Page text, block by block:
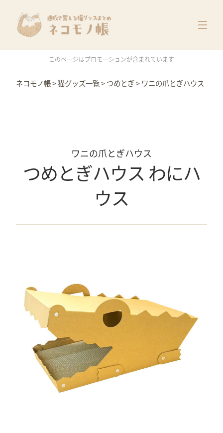
猫グッズ一覧
メーカー別
価格別
このページはプロモーションが含まれています
ネコモノ帳>猫グッズ一覧>つめとぎ> ワニの爪とぎハウス
ワニの爪とぎハウス
つめとぎハウス わにハ
ウス